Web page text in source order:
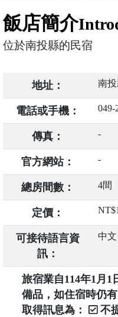
飯店簡介
位於南投縣的民宿
地址： 南
電話或手機： 049-
傳真： -
官方網站： -
總房間數： 4間
定價：
可接待語言資
訊：
中文
旅宿業自114年1月1
備品，如住宿時仍有
取得訊息為：
不